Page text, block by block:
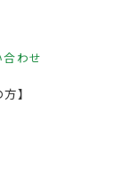
合わせ
】